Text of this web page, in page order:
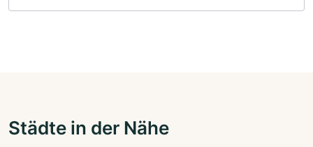
Städte in der Nähe